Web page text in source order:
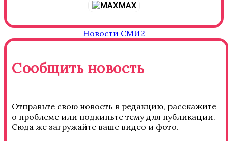
MAX
Новости СМИ2
Сообщить новость
Отправьте свою новость в редакцию, расскажите
о проблеме или подкиньте тему для публикации.
Сюда же загружайте ваше видео и фото.